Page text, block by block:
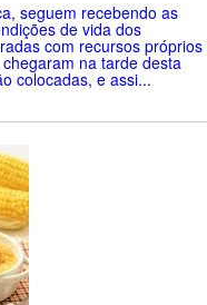
seguem recebendo as
de vida dos
com recursos próprios
na tarde desta
colocadas, e assi...